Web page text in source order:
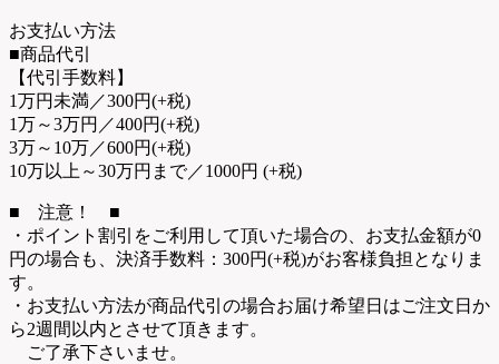
お支払い方法
■商品代引
【代引手数料】
1万円未満／300円(+税)
1万～3万円／400円(+税)
3万～10万／600円(+税)
10万以上～30万円まで／1000円 (+税)
■ 注意！ ■
・ポイント割引をご利用して頂いた場合の、お支払金額が0
円の場合も、決済手数料：300円(+税)がお客様負担となりま
す。
・お支払い方法が商品代引の場合お届け希望日はご注文日か
ら2週間以内とさせて頂きます。
ご了承下さいませ。